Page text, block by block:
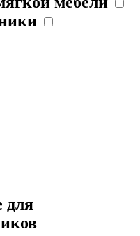
для